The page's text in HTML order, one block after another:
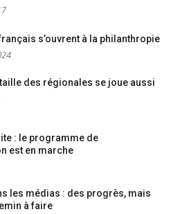
s’ouvrent à la philanthropie
des régionales se joue aussi
: le programme de
est en marche
les médias : des progrès, mais
à faire